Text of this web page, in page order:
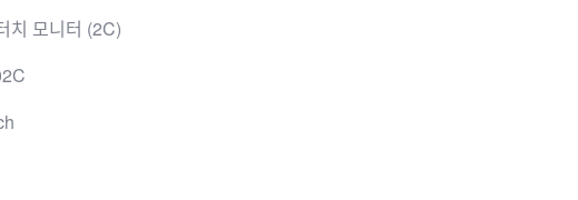
치 모니터 (2C)